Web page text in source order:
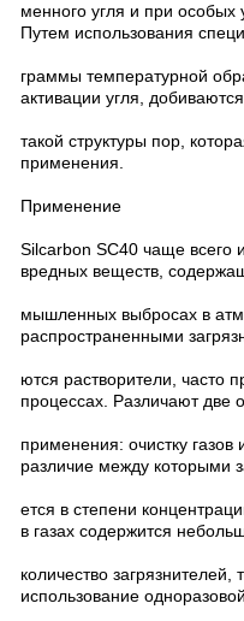
менного угля и при особых
Путем использования
граммы температурной
активации угля,
такой структуры пор,
применения.
Применение
Silcarbon SC40 чаще всего
вредных веществ,
мышленных выбросах в
распространенными
ются растворители, часто
процессах. Различают две
применения: очистку газов
различие между которыми
ется в степени
в газах содержится
количество загрязнителей,
использование